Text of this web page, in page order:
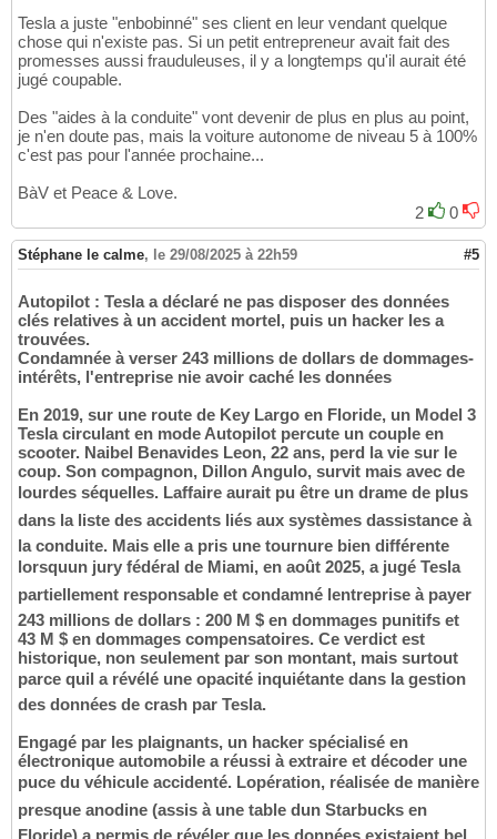
Tesla a juste "enbobinné" ses client en leur vendant quelque
chose qui n'existe pas. Si un petit entrepreneur avait fait des
promesses aussi frauduleuses, il y a longtemps qu'il aurait été
jugé coupable.
Des "aides à la conduite" vont devenir de plus en plus au point,
je n'en doute pas, mais la voiture autonome de niveau 5 à 100%
c'est pas pour l'année prochaine...
BàV et Peace & Love.
2
0
Stéphane le calme, le 29/08/2025 à 22h59 #5
Autopilot : Tesla a déclaré ne pas disposer des données
clés relatives à un accident mortel, puis un hacker les a
trouvées.
Condamnée à verser 243 millions de dollars de dommages-
intérêts, l'entreprise nie avoir caché les données
En 2019, sur une route de Key Largo en Floride, un Model 3
Tesla circulant en mode Autopilot percute un couple en
scooter. Naibel Benavides Leon, 22 ans, perd la vie sur le
coup. Son compagnon, Dillon Angulo, survit mais avec de
lourdes séquelles. Laffaire aurait pu être un drame de plus
dans la liste des accidents liés aux systèmes dassistance à
la conduite. Mais elle a pris une tournure bien différente
lorsquun jury fédéral de Miami, en août 2025, a jugé Tesla
partiellement responsable et condamné lentreprise à payer
243 millions de dollars : 200 M $ en dommages punitifs et
43 M $ en dommages compensatoires. Ce verdict est
historique, non seulement par son montant, mais surtout
parce quil a révélé une opacité inquiétante dans la gestion
des données de crash par Tesla.
Engagé par les plaignants, un hacker spécialisé en
électronique automobile a réussi à extraire et décoder une
puce du véhicule accidenté. Lopération, réalisée de manière
presque anodine (assis à une table dun Starbucks en